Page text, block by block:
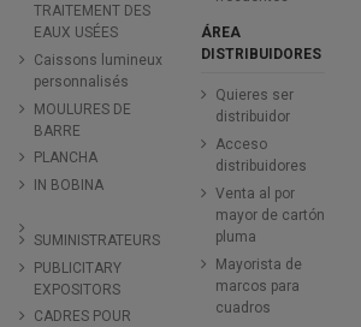
TRAITEMENT DES
EAUX USÉES
Caissons lumineux
personnalisés
MOULURES DE
BARRE
PLANCHA
IN BOBINA
SUMINISTRATEURS
PUBLICITARY
EXPOSITORS
CADRES POUR
ÁREA
DISTRIBUIDORES
Quieres ser
distribuidor
Acceso
distribuidores
Venta al por
mayor de cartón
pluma
Mayorista de
marcos para
cuadros